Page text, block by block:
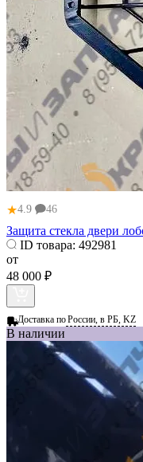
★4.9 46
Защита стекла двери
ID товара: 492981
от
48 000 ₽
Доставка поРоссии, в РБ, KZ
В наличии